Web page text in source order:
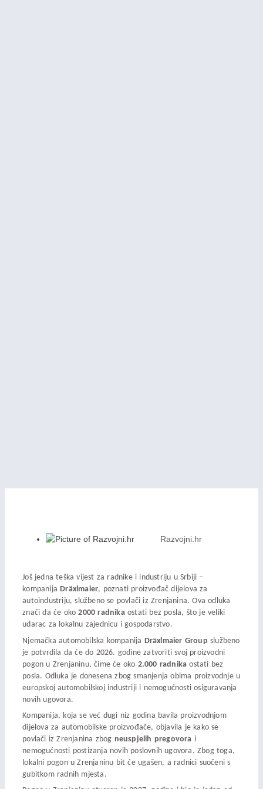
Razvojni.hr
Još jedna teška vijest za radnike i industriju u Srbiji –
kompanijaDräxlmaier, poznati proizvođač dijelova za
autoindustriju, službeno se povlači iz Zrenjanina. Ova odluka
znači da će oko2000 radnikaostati bez posla, što je veliki
udarac za lokalnu zajednicu i gospodarstvo.
Njemačka automobilska kompanija Dräxlmaier Group službeno
je potvrdila da će do 2026. godine zatvoriti svoj proizvodni
pogon u Zrenjaninu, čime će oko 2.000 radnika ostati bez
posla. Odluka je donesena zbog smanjenja obima proizvodnje u
europskoj automobilskoj industriji i nemogućnosti osiguravanja
novih ugovora.
Kompanija, koja se već dugi niz godina bavila proizvodnjom
dijelova za automobilske proizvođače, objavila je kako se
povlači iz Zrenjanina zbog neuspjelih pregovora i
nemogućnosti postizanja novih poslovnih ugovora. Zbog toga,
lokalni pogon u Zrenjaninu bit će ugašen, a radnici suočeni s
gubitkom radnih mjesta.